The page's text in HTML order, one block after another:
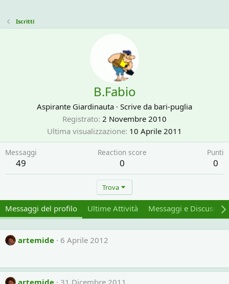
Iscritti
B.Fabio
Aspirante Giardinauta · Scrive da bari-puglia
Registrato 2 Novembre 2010
Ultima visualizzazione 10 Aprile 2011
Messaggi
49
Reaction score
0
Punti
0
Trova
Messaggi del profilo Ultime Attività Messaggi e
artemide 6 Aprile 2012
artemide 31 Dicembre 2011